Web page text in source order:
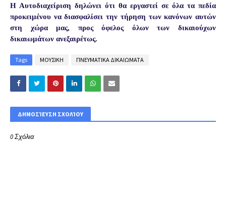
Η Αυτοδιαχείριση δηλώνει ότι θα εργαστεί σε όλα τα πεδία
προκειμένου να διασφαλίσει την τήρηση των κανόνων αυτών
στη χώρα μας, προς όφελος όλων των δικαιούχων
δικαιωμάτων ανεξαιρέτως.
Tags ΜΟΥΣΙΚΗ ΠΝΕΥΜΑΤΙΚΑ ΔΙΚΑΙΩΜΑΤΑ
ΔΗΜΟΣΊΕΥΣΗ ΣΧΟΛΊΟΥ
0 Σχόλια